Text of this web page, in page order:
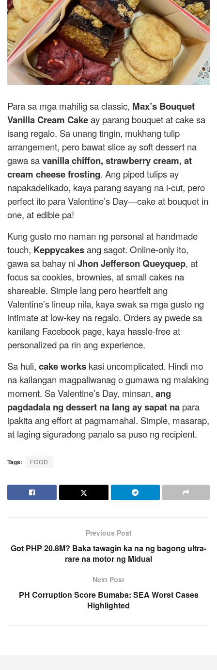
Para sa mga mahilig sa classic, Max’s Bouquet
Vanilla Cream Cakeay parang bouquet at cake sa
isang regalo. Sa unang tingin, mukhang tulip
arrangement, pero bawat slice ay soft dessert na
gawa savanilla chiffon, strawberry cream, at
cream cheese frosting. Ang piped tulips ay
napakadelikado, kaya parang sayang na i-cut, pero
perfect ito para Valentine’s Day—cake at bouquet in
one, at edible pa!
Kung gusto mo naman ng personal at handmade
touch, Keppycakesang sagot. Online-only ito,
gawa sa bahay ni Jhon Jefferson Queyquep, at
focus sa cookies, brownies, at small cakes na
shareable. Simple lang pero heartfelt ang
Valentine’s lineup nila, kaya swak sa mga gusto ng
intimate at low-key na regalo. Orders ay pwede sa
kanilang Facebook page, kaya hassle-free at
personalized pa rin ang experience.
Sa huli, cake works kasi uncomplicated. Hindi mo
na kailangan magpaliwanag o gumawa ng malaking
moment. Sa Valentine’s Day, minsan, ang
pagdadala ng dessert na lang ay sapat na para
ipakita ang effort at pagmamahal. Simple, masarap,
at laging siguradong panalo sa puso ng recipient.
Tags: FOOD
Previous Post
Got PHP 20.8M? Baka tawagin ka na ng bagong ultra-
rare na motor ng Midual
Next Post
PH Corruption Score Bumaba: SEA Worst Cases
Highlighted